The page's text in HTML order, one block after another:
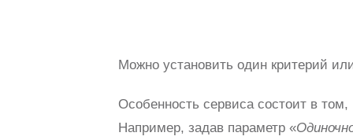
Можно установить один критерий
Особенность сервиса состоит в
Например, задав параметр «